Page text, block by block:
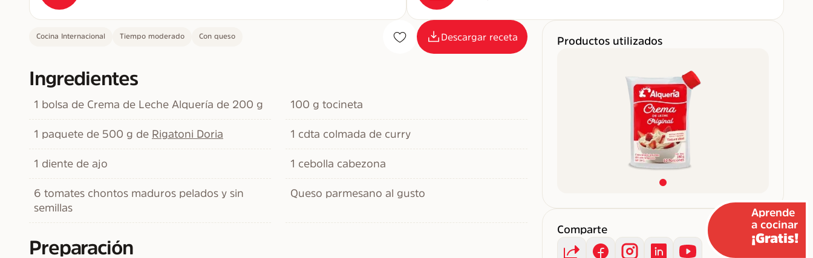
Cocina Internacional Tiempo moderado Con queso Descargar receta
Ingredientes
1 bolsa de Crema de Leche Alquería de 200 g 100 g tocineta
1 paquete de 500 g de Rigatoni Doria 1 cdta colmada de curry
1 diente de ajo 1 cebolla cabezona
6 tomates chontos maduros pelados y sin
semillas
Queso parmesano al gusto
Preparación
Productos utilizados
Comparte
Aprende
a cocinar
¡Gratis!